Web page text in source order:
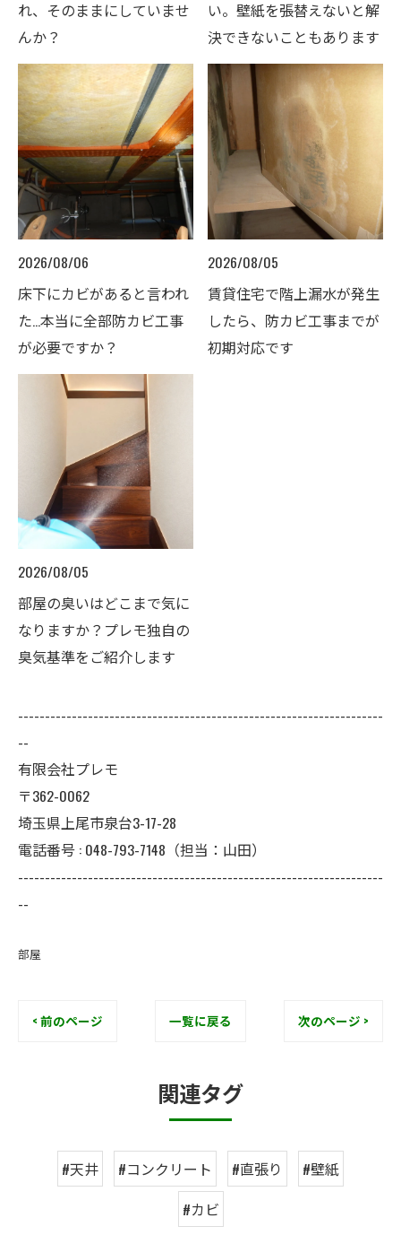
れ、そのままにしていませ
んか？
い。壁紙を張替えないと解
決できないこともあります
2026/08/06
床下にカビがあると言われ
た…本当に全部防カビ工事
が必要ですか？
2026/08/05
賃貸住宅で階上漏水が発生
したら、防カビ工事までが
初期対応です
2026/08/05
部屋の臭いはどこまで気に
なりますか？プレモ独自の
臭気基準をご紹介します
--------------------------------------------------------------------
--
有限会社プレモ
〒362-0062
埼玉県上尾市泉台3-17-28
電話番号 : 048-793-7148（担当：山田）
--------------------------------------------------------------------
--
部屋
< 前のページ 一覧に戻る 次のページ >
関連タグ
#天井 #コンクリート #直張り
#壁紙
#カビ